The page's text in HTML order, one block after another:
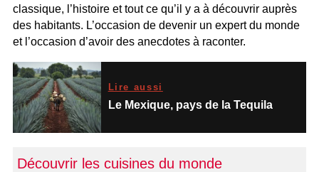
classique, l’histoire et tout ce qu’il y a à découvrir auprès
des habitants. L’occasion de devenir un expert du monde
et l’occasion d’avoir des anecdotes à raconter.
Lire aussi
Le Mexique, pays de la Tequila
Découvrir les cuisines du monde